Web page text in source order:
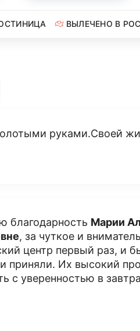
ВЫЛЕЧЕНО В
руками.Своей
благодарность Марии
, за чуткое и
центр первый раз, и
приняли. Их высокий
с уверенностью в